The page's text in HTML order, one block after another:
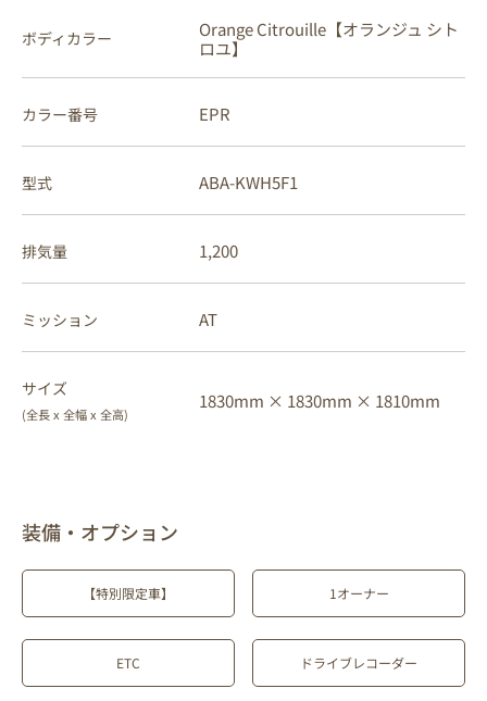
ボディカラー
Orange Citrouille【オランジュ シト
ロユ】
カラー番号 EPR
型式 ABA-KWH5F1
排気量 1,200
ミッション AT
サイズ
(全長 x 全幅 x 全高)
1830mm × 1830mm × 1810mm
装備・オプション
【特別限定車】 1オーナー
ETC ドライブレコーダー